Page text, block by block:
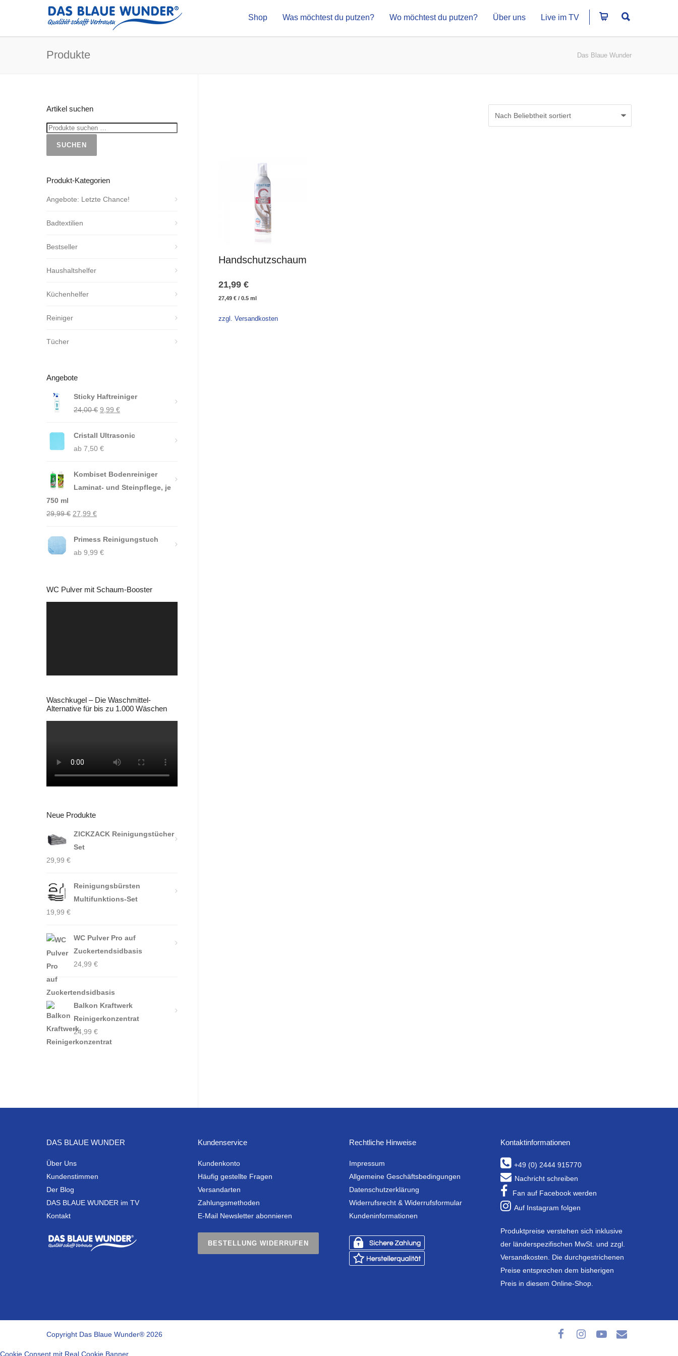
Shop Was möchtest du putzen? Wo möchtest du putzen? Über uns Live im TV
Produkte Das Blaue Wunder
Handschutzschaum
21,99 €
27,49 € / 0.5 ml
zzgl. Versandkosten
Artikel suchen
SUCHEN
Produkt-Kategorien
Angebote: Letzte Chance!
Badtextilien
Bestseller
Haushaltshelfer
Küchenhelfer
Reiniger
Tücher
Angebote
Sticky Haftreiniger
24,00€ Ursprünglicher
war:
24,00 €
9,99 €Aktueller
ist:
Cristall Ultrasonic
ab 7,50 €
Kombiset Bodenreiniger
Laminat- und Steinpflege, je
750 ml
29,99€ Ursprünglicher
war:
29,99 €
27,99 €Aktueller
ist:
27,99 €.
Primess Reinigungstuch
ab 9,99 €
WC Pulver mit Schaum-Booster
Waschkugel – Die Waschmittel-
Alternative für bis zu 1.000 Wäschen
Neue Produkte
ZICKZACK Reinigungstücher
Set
29,99 €
Reinigungsbürsten
Multifunktions-Set
19,99 €
WC Pulver Pro auf
Zuckertendsidbasis
24,99 €
Balkon Kraftwerk
Reinigerkonzentrat
24,99 €
DAS BLAUE WUNDER
Über Uns
Kundenstimmen
Der Blog
DAS BLAUE WUNDER im TV
Kontakt
Kundenservice
Kundenkonto
Häufig gestellte Fragen
Versandarten
Zahlungsmethoden
E-Mail Newsletter abonnieren
BESTELLUNG WIDERRUFEN
Rechtliche Hinweise
Impressum
Allgemeine Geschäftsbedingungen
Datenschutzerklärung
Widerrufsrecht & Widerrufsformular
Kundeninformationen
Kontaktinformationen
+49 (0) 2444 915770
Nachricht schreiben
Fan auf Facebook werden
Auf Instagram folgen
Produktpreise verstehen sich inklusive
der länderspezifischen MwSt. und zzgl.
Versandkosten. Die durchgestrichenen
Preise entsprechen dem bisherigen
Preis in diesem Online-Shop.
Copyright Das Blaue Wunder® 2026
Cookie Consent mit Real Cookie Banner